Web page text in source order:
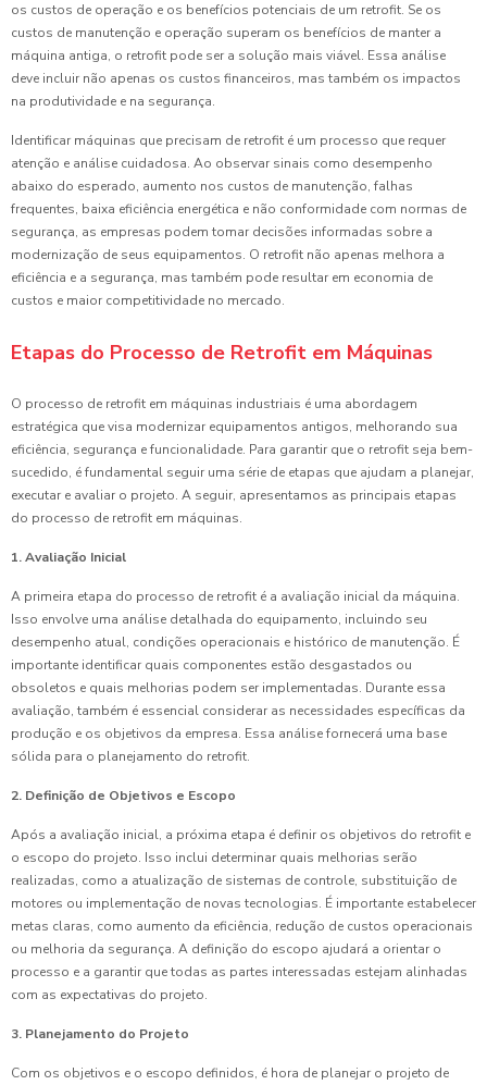
os custos de operação e os benefícios potenciais de um retrofit. Se os
custos de manutenção e operação superam os benefícios de manter a
máquina antiga, o retrofit pode ser a solução mais viável. Essa análise
deve incluir não apenas os custos financeiros, mas também os impactos
na produtividade e na segurança.
Identificar máquinas que precisam de retrofit é um processo que requer
atenção e análise cuidadosa. Ao observar sinais como desempenho
abaixo do esperado, aumento nos custos de manutenção, falhas
frequentes, baixa eficiência energética e não conformidade com normas de
segurança, as empresas podem tomar decisões informadas sobre a
modernização de seus equipamentos. O retrofit não apenas melhora a
eficiência e a segurança, mas também pode resultar em economia de
custos e maior competitividade no mercado.
Etapas do Processo de Retrofit em Máquinas
O processo de retrofit em máquinas industriais é uma abordagem
estratégica que visa modernizar equipamentos antigos, melhorando sua
eficiência, segurança e funcionalidade. Para garantir que o retrofit seja bem-
sucedido, é fundamental seguir uma série de etapas que ajudam a planejar,
executar e avaliar o projeto. A seguir, apresentamos as principais etapas
do processo de retrofit em máquinas.
1. Avaliação Inicial
A primeira etapa do processo de retrofit é a avaliação inicial da máquina.
Isso envolve uma análise detalhada do equipamento, incluindo seu
desempenho atual, condições operacionais e histórico de manutenção. É
importante identificar quais componentes estão desgastados ou
obsoletos e quais melhorias podem ser implementadas. Durante essa
avaliação, também é essencial considerar as necessidades específicas da
produção e os objetivos da empresa. Essa análise fornecerá uma base
sólida para o planejamento do retrofit.
2. Definição de Objetivos e Escopo
Após a avaliação inicial, a próxima etapa é definir os objetivos do retrofit e
o escopo do projeto. Isso inclui determinar quais melhorias serão
realizadas, como a atualização de sistemas de controle, substituição de
motores ou implementação de novas tecnologias. É importante estabelecer
metas claras, como aumento da eficiência, redução de custos operacionais
ou melhoria da segurança. A definição do escopo ajudará a orientar o
processo e a garantir que todas as partes interessadas estejam alinhadas
com as expectativas do projeto.
3. Planejamento do Projeto
Com os objetivos e o escopo definidos, é hora de planejar o projeto de